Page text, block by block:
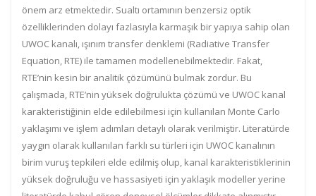
önem arz etmektedir. Sualtı ortamının benzersiz optik
özelliklerinden dolayı fazlasıyla karmaşık bir yapıya sahip olan
UWOC kanalı, ışınım transfer denklemi (Radiative Transfer
Equation, RTE) ile tamamen modellenebilmektedir. Fakat,
RTE’nin kesin bir analitik çözümünü bulmak zordur. Bu
çalışmada, RTE’nin yüksek doğrulukta çözümü ve UWOC kanal
karakteristiğinin elde edilebilmesi için kullanılan Monte Carlo
yaklaşımı ve işlem adımları detaylı olarak verilmiştir. Literatürde
yaygın olarak kullanılan farklı su türleri için UWOC kanalının
birim vuruş tepkileri elde edilmiş olup, kanal karakteristiklerinin
yüksek doğruluğu ve hassasiyeti için yaklaşık modeller yerine